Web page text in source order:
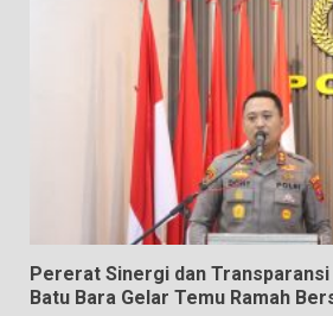
Pererat Sinergi dan
Batu Bara Gelar Temu Ramah